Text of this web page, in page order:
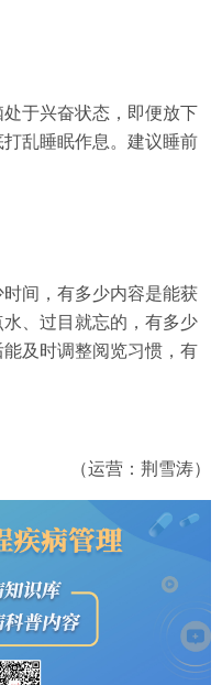
于兴奋状态，即便放下
乱睡眠作息。建议睡前
间，有多少内容是能获
、过目就忘的，有多少
及时调整阅览习惯，有
（运营：荆雪涛）